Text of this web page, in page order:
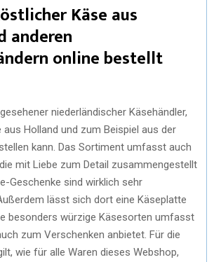
Käse aus
anderen
online bestellt
niederländischer Käsehändler,
aus Holland und zum Beispiel aus der
kann. Das Sortiment umfasst auch
mit Liebe zum Detail zusammengestellt
Geschenke sind wirklich sehr
lässt sich dort eine Käseplatte
besonders würzige Käsesorten umfasst
zum Verschenken anbietet. Für die
wie für alle Waren dieses Webshop,